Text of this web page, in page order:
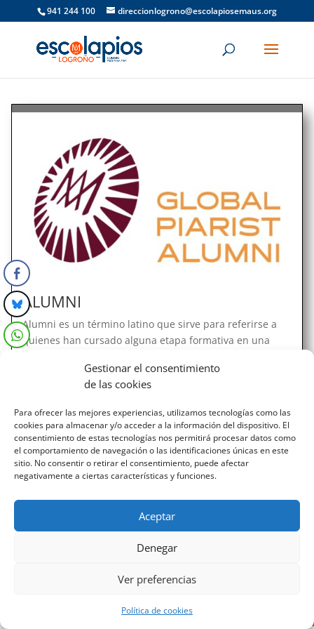
Gestionar el consentimiento
de las cookies
Para ofrecer las mejores experiencias, utilizamos tecnologías como las
cookies para almacenar y/o acceder a la información del dispositivo. El
consentimiento de estas tecnologías nos permitirá procesar datos como
el comportamiento de navegación o las identificaciones únicas en este
sitio. No consentir o retirar el consentimiento, puede afectar
negativamente a ciertas características y funciones.
Aceptar
Denegar
Ver preferencias
Política de cookies
941 244 100 direccionlogrono@escolapiosemaus.org
ALUMNI
Alumni es un término latino que sirve para referirse a
quienes han cursado alguna etapa formativa en una
de esta palabra para referirnos así a todas las personas
que han participado y se han formado en nuestro...
Diseñado por Escuelas Pías Provincia Emaús
Política de privacidad